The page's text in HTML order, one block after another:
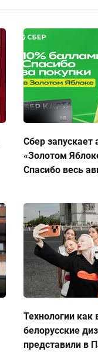
Сбер запускает
«Золотом
Спасибо весь
Технологии как
белорусские
представили в